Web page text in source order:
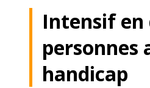
Intensif en
personnes
handicap